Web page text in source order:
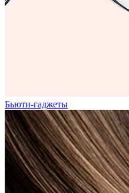
Бьюти-гаджеты